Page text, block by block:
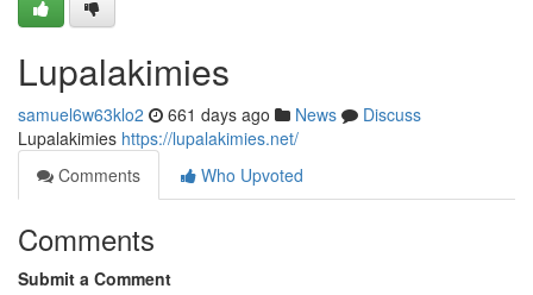
Lupalakimies
samuel6w63klo2 661 days ago News
Discuss
Lupalakimies https://lupalakimies.net/
Comments
Who Upvoted
Comments
Submit a Comment